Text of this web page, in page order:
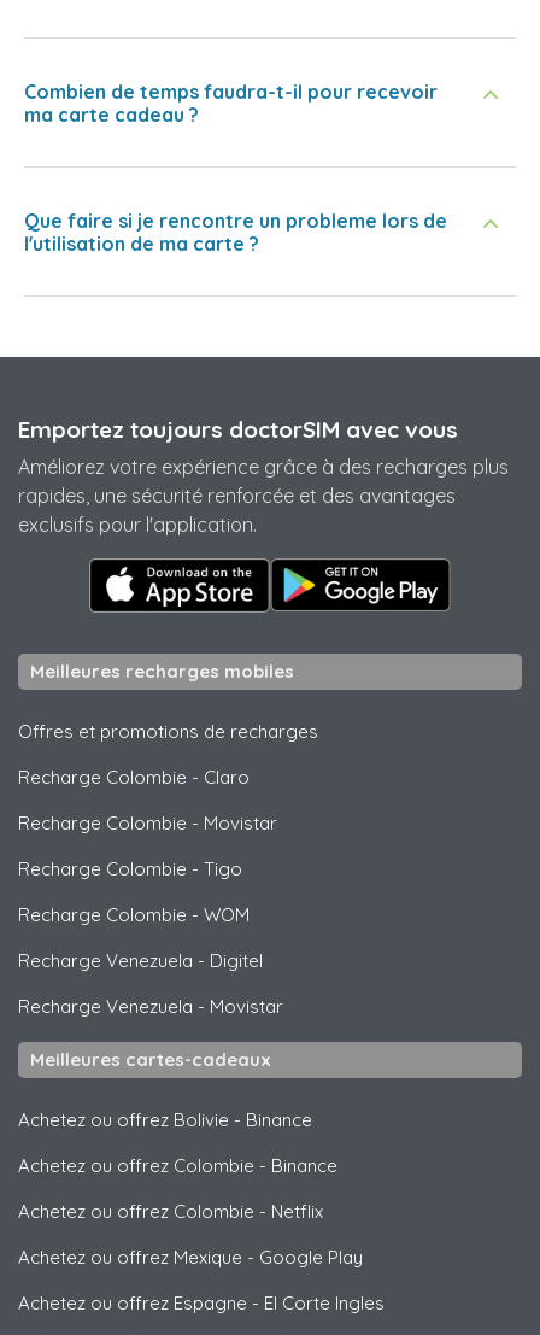
Combien de temps faudra-t-il pour recevoir
ma carte cadeau ?
Que faire si je rencontre un probleme lors de
l'utilisation de ma carte ?
Emportez toujours doctorSIM avec vous
Améliorez votre expérience grâce à des recharges plus
rapides, une sécurité renforcée et des avantages
exclusifs pour l'application.
Meilleures recharges mobiles
Offres et promotions de recharges
Recharge Colombie - Claro
Recharge Colombie - Movistar
Recharge Colombie - Tigo
Recharge Colombie - WOM
Recharge Venezuela - Digitel
Recharge Venezuela - Movistar
Meilleures cartes-cadeaux
Achetez ou offrez Bolivie - Binance
Achetez ou offrez Colombie - Binance
Achetez ou offrez Colombie - Netflix
Achetez ou offrez Mexique - Google Play
Achetez ou offrez Espagne - El Corte Ingles